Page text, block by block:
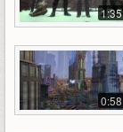
1:35
0:58